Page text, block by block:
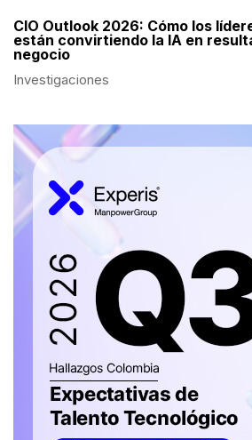
CIO Outlook 2026: Cómo los
están convirtiendo la IA en
negocio
Investigaciones